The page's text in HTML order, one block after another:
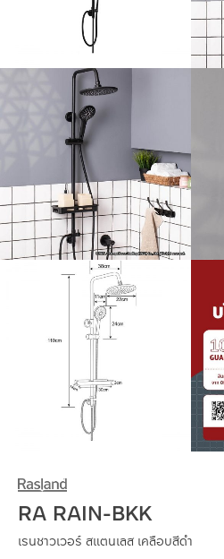
RA RAIN-BKK
เรนชาวเวอร์ สแตนเลส เคลือบสีดำ